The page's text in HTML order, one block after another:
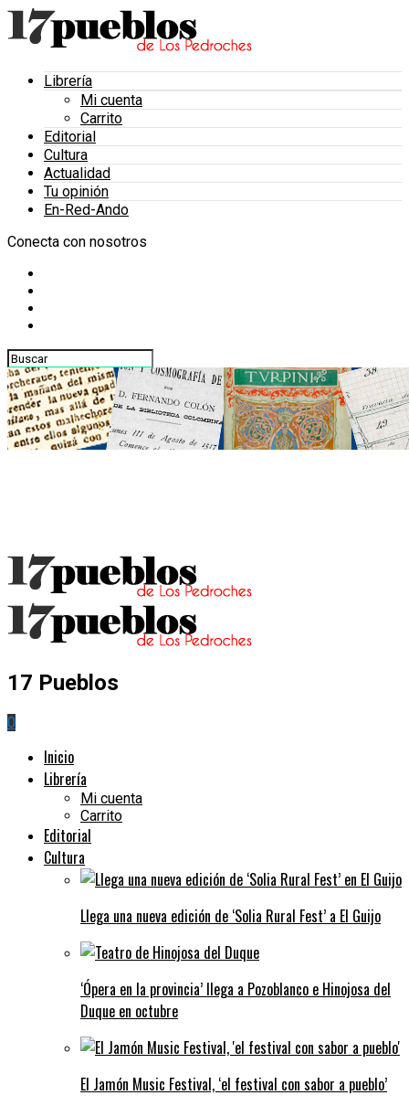
Librería
Mi cuenta
Carrito
Editorial
Cultura
Actualidad
Tu opinión
En-Red-Ando
Conecta con nosotros
17 Pueblos
0
Inicio
Librería
Mi cuenta
Carrito
Editorial
Cultura
Llega una nueva edición de ‘Solia Rural Fest’ a El Guijo
‘Ópera en la provincia’ llega a Pozoblanco e Hinojosa del
Duque en octubre
El Jamón Music Festival, ‘el festival con sabor a pueblo’